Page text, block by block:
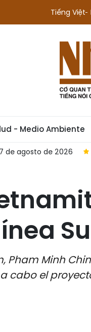
Tiếng Việt
- Medio Ambiente
de agosto de 2026
Pham Minh
cabo el